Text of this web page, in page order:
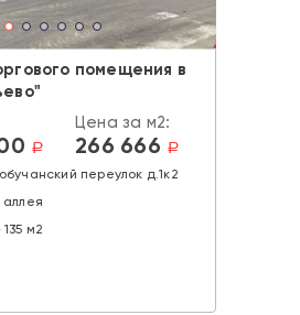
помещения в
a
Цена за м2:
266 666 a
переулок д.1к2
аллея
м2